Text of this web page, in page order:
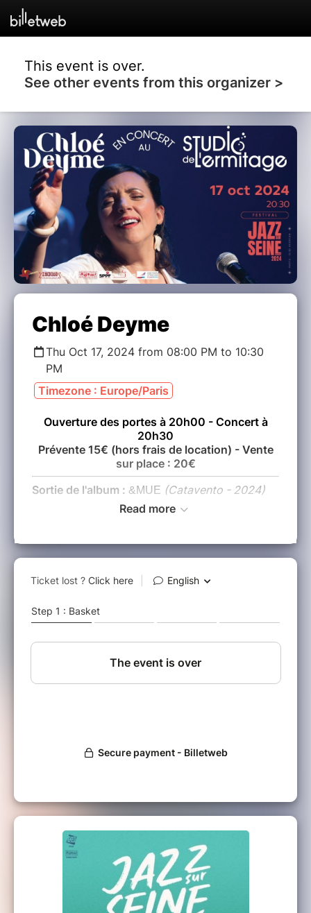
This event is over.
See other events from this organizer >
Chloé Deyme
Thu Oct 17, 2024 from 08:00 PM to 10:30
PM
Timezone : Europe/Paris
Ouverture des portes à 20h00 - Concert à
20h30
Prévente 15€ (hors frais de location) - Vente
sur place : 20€
Sortie de l'album : &MUE (Catavento - 2024)
En partenariat avec le festival
Après un premier album "NOTURNA" enregistré
entre Paris et Rio, et sorti en juin 2016, Chloé
DEYME revient avec un nouvel opus !
toutes dernières compositions : des chansons
brésiliennes.
Chloé Deyme y parle de l'amitié, du deuil, de la
séduction, ou encore de la maternité ; des sujets
qui lui permettent de célébrer la beauté des failles,
de soi, et qui ne demande qu’à éclore !
Gerson Saeki : Basse
Invités :
Rubinho Antunes : Trompette, Bugle
Marc Berthoumieux : Accordéon
Léa Castro : Voix
Mélanie Dahan : Voix
Read more